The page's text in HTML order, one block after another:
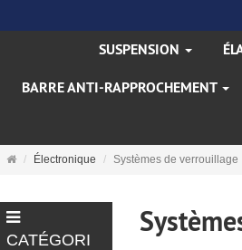
SUSPENSION
BARRE ANTI-RAPPROCHEMENT
PageÉlectronique Systèmes de verrouillage
CATÉGORI